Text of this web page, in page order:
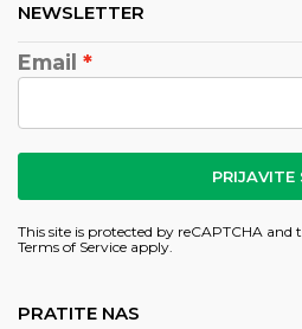
NEWSLETTER
Email
PRIJAVITE
This site is protected by reCAPTCHA and
Terms of Service apply.
PRATITE NAS